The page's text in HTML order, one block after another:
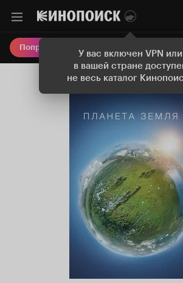
У вас включен VPN или
в вашей стране
не весь каталог
Попробовать Плюс Онлайн-